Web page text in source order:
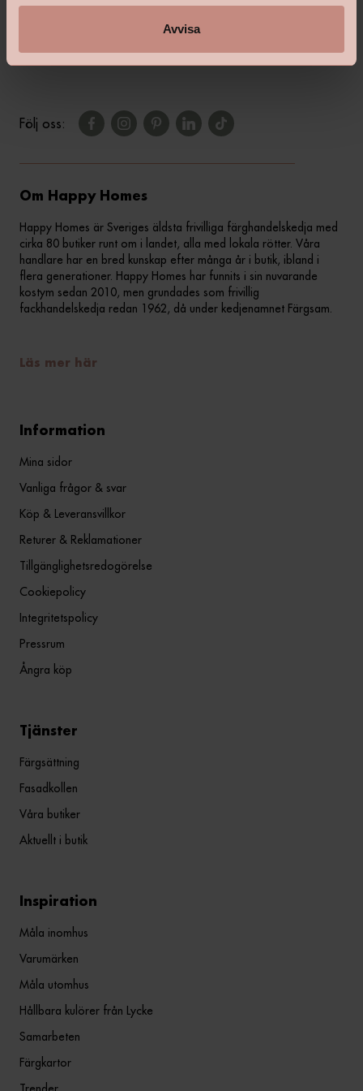
Avvisa
Följ oss:
Om Happy Homes
Happy Homes är Sveriges äldsta frivilliga färghandelskedja med
cirka 80 butiker runt om i landet, alla med lokala rötter. Våra
handlare har en bred kunskap efter många år i butik, ibland i
flera generationer. Happy Homes har funnits i sin nuvarande
kostym sedan 2010, men grundades som frivillig
fackhandelskedja redan 1962, då under kedjenamnet Färgsam.
Läs mer här
Information
Mina sidor
Vanliga frågor & svar
Köp & Leveransvillkor
Returer & Reklamationer
Tillgänglighetsredogörelse
Cookiepolicy
Integritetspolicy
Pressrum
Ångra köp
Tjänster
Färgsättning
Fasadkollen
Våra butiker
Aktuellt i butik
Inspiration
Måla inomhus
Varumärken
Måla utomhus
Hållbara kulörer från Lycke
Samarbeten
Färgkartor